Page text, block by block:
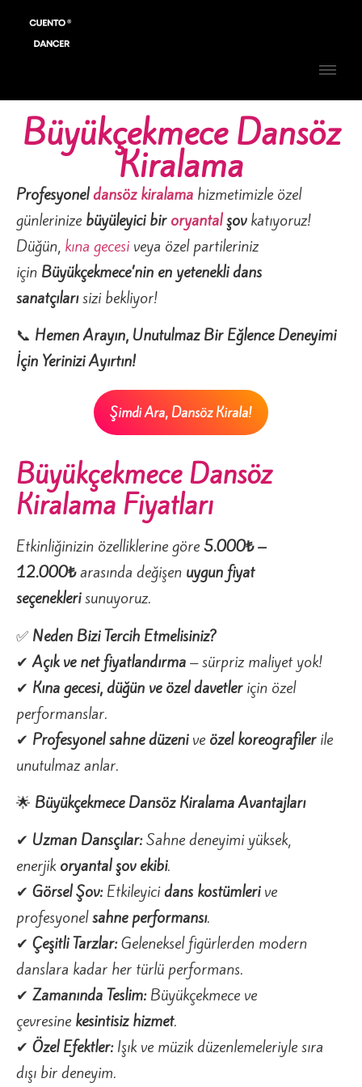
Büyükçekmece Dansöz
Kiralama
Profesyoneldansöz kiralama hizmetimizle özel
günlerinize büyüleyici biroryantalşovkatıyoruz!
Düğün, kına gecesiveya özel partileriniz
için Büyükçekmece’nin en yetenekli dans
sanatçılarısizi bekliyor!
📞 Hemen Arayın, Unutulmaz Bir Eğlence Deneyimi
İçin Yerinizi Ayırtın!
Şimdi Ara, Dansöz Kirala!
Büyükçekmece Dansöz
Kiralama Fiyatları
Etkinliğinizin özelliklerine göre5.000₺ –
12.000₺arasında değişen uygun fiyat
seçeneklerisunuyoruz.
✅ Neden Bizi Tercih Etmelisiniz?
✔Açık ve net fiyatlandırma– sürpriz maliyet yok!
✔ Kına gecesi, düğün ve özel davetleriçin özel
performanslar.
✔ Profesyonel sahne düzenive özel koreografilerile
unutulmaz anlar.
🌟 Büyükçekmece Dansöz Kiralama Avantajları
✔ Uzman Dansçılar:Sahne deneyimi yüksek,
enerjik oryantal şov ekibi.
✔ Görsel Şov:Etkileyicidans kostümlerive
profesyonelsahne performansı.
✔ Çeşitli Tarzlar:Geleneksel figürlerden modern
danslara kadar her türlü performans.
✔ Zamanında Teslim:Büyükçekmece ve
çevresine kesintisiz hizmet.
✔ Özel Efektler:Işık ve müzik düzenlemeleriyle sıra
dışı bir deneyim.